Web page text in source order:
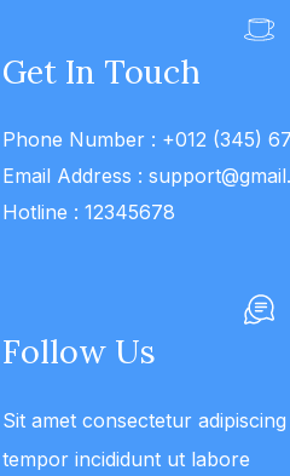
Get In Touch
Phone Number : +012 (345)
Email Address :
Hotline : 12345678
Follow Us
Sit amet consectetur
tempor incididunt ut labore